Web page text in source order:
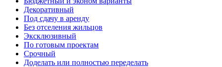
Декоративный
Под сдачу в аренду
Без отселения жильцов
Эксклюзивный
По готовым проектам
Срочный
Доделать или полностью переделать